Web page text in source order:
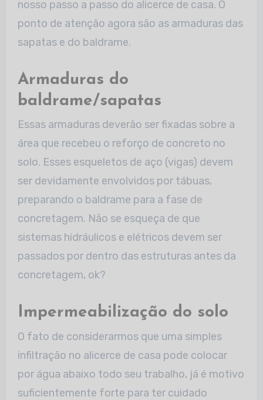
nosso passo a passo do alicerce de casa. O
ponto de atenção agora são as armaduras das
sapatas e do baldrame.
Armaduras do
baldrame/sapatas
Essas armaduras deverão ser fixadas sobre a
área que recebeu o reforço de concreto no
solo. Esses esqueletos de aço (vigas) devem
ser devidamente envolvidos por tábuas,
preparando o baldrame para a fase de
concretagem. Não se esqueça de que
sistemas hidráulicos e elétricos devem ser
passados por dentro das estruturas antes da
concretagem, ok?
Impermeabilização do solo
O fato de considerarmos que uma simples
infiltração no alicerce de casa pode colocar
por água abaixo todo seu trabalho, já é motivo
suficientemente forte para ter cuidado